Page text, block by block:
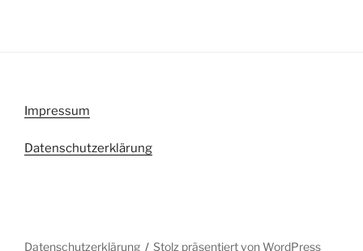
Impressum
Datenschutzerklärung
Datenschutzerklärung Stolz präsentiert von WordPress